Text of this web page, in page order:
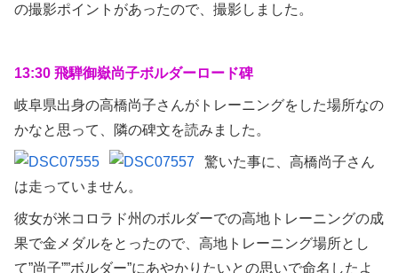
の撮影ポイントがあったので、撮影しました。
13:30 飛騨御嶽尚子ボルダーロード碑
岐阜県出身の高橋尚子さんがトレーニングをした場所なの
かなと思って、隣の碑文を読みました。
驚いた事に、高橋尚子さん
は走っていません。
彼女が米コロラド州のボルダーでの高地トレーニングの成
果で金メダルをとったので、高地トレーニング場所とし
て”尚子””ボルダー”にあやかりたいとの思いで命名したよ